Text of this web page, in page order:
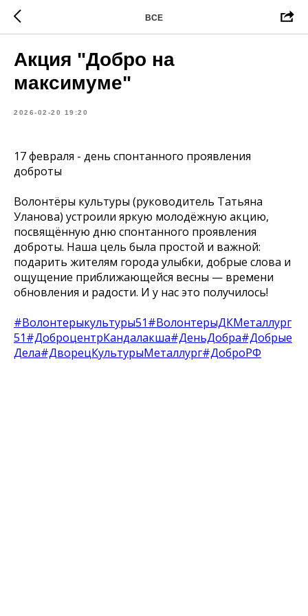
ВСЕ
Акция "Добро на
максимуме"
2026-02-20 19:20
17 февраля - день спонтанного проявления
доброты
Волонтёры культуры (руководитель Татьяна
Уланова) устроили яркую молодёжную акцию,
посвящённую дню спонтанного проявления
доброты. Наша цель была простой и важной:
подарить жителям города улыбки, добрые слова и
ощущение приближающейся весны — времени
обновления и радости. И у нас это получилось!
#Волонтерыкультуры51#ВолонтерыДКМеталлург
51#ДоброцентрКандалакша#ДеньДобра#Добрые
Дела#ДворецКультурыМеталлург#ДоброРФ